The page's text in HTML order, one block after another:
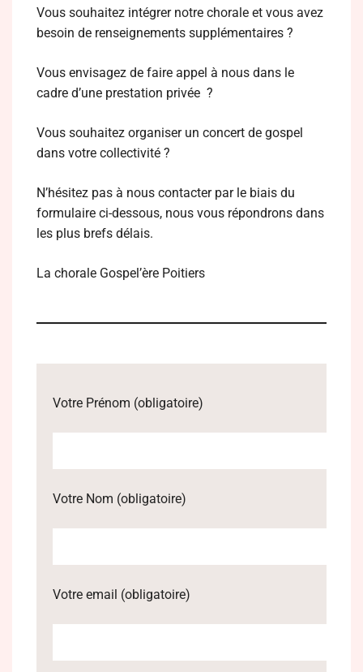
Vous souhaitez intégrer notre chorale et vous avez
besoin de renseignements supplémentaires ?
Vous envisagez de faire appel à nous dans le
cadre d’une prestation privée ?
Vous souhaitez organiser un concert de gospel
dans votre collectivité ?
N’hésitez pas à nous contacter par le biais du
formulaire ci-dessous, nous vous répondrons dans
les plus brefs délais.
La chorale Gospel’ère Poitiers
Votre Prénom (obligatoire)
Votre Nom (obligatoire)
Votre email (obligatoire)